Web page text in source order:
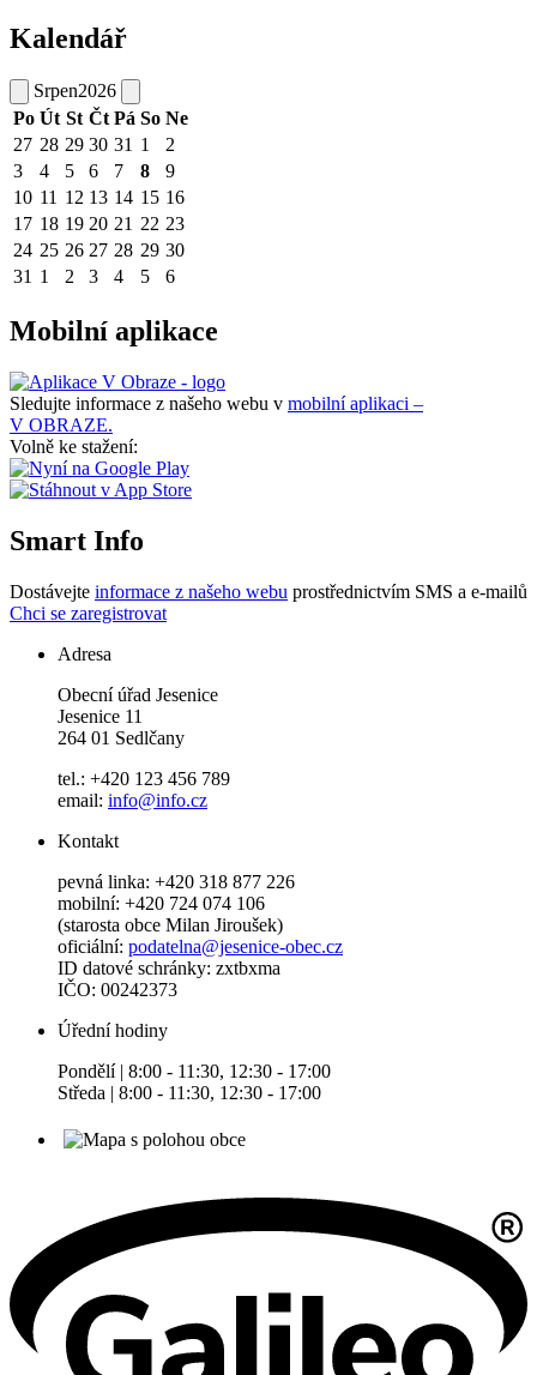
Kalendář
Srpen2026
Po Út St Čt Pá So Ne
27 28 29 30 31 1
2
3
4 5 6 7 8
9
10 11 12 13 14 15 16
17 18 19 20 21 22 23
24 25 26 27 28 29 30
31 1 2 3 4 5 6
Mobilní aplikace
Sledujte informace z našeho webu v mobilní aplikaci –
V OBRAZE.
Volně ke stažení:
Smart Info
Dostávejte informace z našeho webu prostřednictvím SMS a e-mailů
Chci se zaregistrovat
Adresa
Obecní úřad Jesenice
Jesenice 11
264 01 Sedlčany
tel.: +420 123 456 789
email: info@info.cz
Kontakt
pevná linka: +420 318 877 226
mobilní: +420 724 074 106
(starosta obce Milan Jiroušek)
oficiální: podatelna@jesenice-obec.cz
ID datové schránky: zxtbxma
IČO: 00242373
Úřední hodiny
Pondělí | 8:00 - 11:30, 12:30 - 17:00
Středa | 8:00 - 11:30, 12:30 - 17:00